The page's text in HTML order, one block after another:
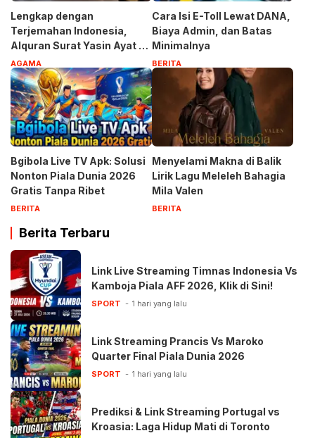
Lengkap dengan
Terjemahan Indonesia,
Alquran Surat Yasin Ayat 1-
83
AGAMA
Cara Isi E-Toll Lewat DANA,
Biaya Admin, dan Batas
Minimalnya
BERITA
Bgibola Live TV Apk: Solusi
Nonton Piala Dunia 2026
Gratis Tanpa Ribet
BERITA
Menyelami Makna di Balik
Lirik Lagu Meleleh Bahagia
Mila Valen
BERITA
Berita Terbaru
Link Live Streaming Timnas Indonesia Vs
Kamboja Piala AFF 2026, Klik di Sini!
SPORT 1 hari yang lalu
Link Streaming Prancis Vs Maroko
Quarter Final Piala Dunia 2026
SPORT 1 hari yang lalu
Prediksi & Link Streaming Portugal vs
Kroasia: Laga Hidup Mati di Toronto